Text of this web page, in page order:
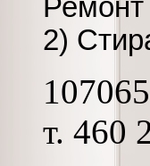
Ремонт
2)
т. 460